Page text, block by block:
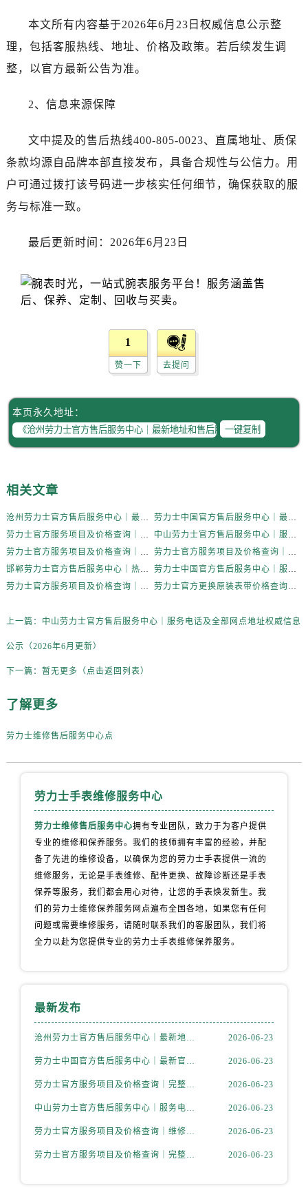
云南省临沧市临翔区世纪路劳力士售后服务中心（需提前预约）
云南省怒江傈僳族自治州泸水市人民路劳力士售后服务中心（需提前预约）
云南省玉溪市红塔区南北大街劳力士售后服务中心（需提前预约）
重庆市江北区观音桥步行街2号融恒时代广场9层902室劳力士售后服务中心（需提前预约）
山东省青岛市南区山东路6号华润大厦B座22层04室劳力士售后服务中心（需提前预约）
河北省石家庄市长安区中山东路39号勒泰中心写字楼B座13层07室劳力士售后服务中心（需提前预约）
陕西省西安市碑林区南关正街88号华侨城长安国际中心E座6楼10室劳力士售后服务中心（需提前预约）
海南省海口市龙华区金贸东路5号海口华润大厦B座17层1707室劳力士售后服务中心（需提前预约）
台州市椒江区东海大道1800号腾达中心东1幢20楼2002室劳力士售后服务中心（需提前预约）
本文所有内容基于2026年6月23日权威信息公示整
理，包括客服热线、地址、价格及政策。若后续发生调
整，以官方最新公告为准。
2、信息来源保障
文中提及的售后热线400-805-0023、直属地址、质保
条款均源自品牌本部直接发布，具备合规性与公信力。用
户可通过拨打该号码进一步核实任何细节，确保获取的服
务与标准一致。
最后更新时间：2026年6月23日
1
赞一下 去提问
本页永久地址：
一键复制
相关文章
沧州劳力士官方售后服务中心｜最新地址和售后服务热线权威信息公示（2026年6月更新）
劳力士中国官方售后服务中心｜最新官方热线和详细网点地址权威信息公告（2026年6月最新）
劳力士官方服务项目及价格查询｜完整地址及服务热线权威信息通知（2026年6月最新）
中山劳力士官方售后服务中心｜服务电话及全部网点地址权威信息公示（2026年6月更新）
劳力士官方服务项目及价格查询｜维修地址及服务热线权威信息通告（2026年6月最新）
劳力士官方服务项目及价格查询｜完整地址与联系电话权威信息公告（2026年6月最新）
邯郸劳力士官方售后服务中心｜热线电话与完整地址权威信息公示（2026年6月更新）
劳力士中国官方售后服务中心｜服务电话及24小时详细地址权威信息公告（2026年6月最新）
劳力士官方服务项目及价格查询｜网点地址及24小时热线权威信息通知（2026年6月最新）
劳力士官方更换原装表带价格查询｜详细地址与客服电话权威信息公告（2026年6月最新）
上一篇： 中山劳力士官方售后服务中心｜服务电话及全部网点地址权威信息
公示（2026年6月更新）
下一篇： 暂无更多（点击返回列表）
了解更多
劳力士维修售后服务中心点
劳力士手表维修服务中心
劳力士维修售后服务中心拥有专业团队，致力于为客户提供
专业的维修和保养服务。我们的技师拥有丰富的经验，并配
备了先进的维修设备，以确保为您的劳力士手表提供一流的
维修服务，无论是手表维修、配件更换、故障诊断还是手表
保养等服务，我们都会用心对待，让您的手表焕发新生。我
们的劳力士维修保养服务网点遍布全国各地，如果您有任何
问题或需要维修服务，请随时联系我们的客服团队，我们将
全力以赴为您提供专业的劳力士手表维修保养服务。
最新发布
沧州劳力士官方售后服务中心｜最新地址和售后服务热线权威信息公示（2026年6月更新） 2026-06-23
劳力士中国官方售后服务中心｜最新官方热线和详细网点地址权威信息公告（2026年6月最新） 2026-06-23
劳力士官方服务项目及价格查询｜完整地址及服务热线权威信息通知（2026年6月最新） 2026-06-23
中山劳力士官方售后服务中心｜服务电话及全部网点地址权威信息公示（2026年6月更新） 2026-06-23
劳力士官方服务项目及价格查询｜维修地址及服务热线权威信息通告（2026年6月最新） 2026-06-23
劳力士官方服务项目及价格查询｜完整地址与联系电话权威信息公告（2026年6月最新） 2026-06-23